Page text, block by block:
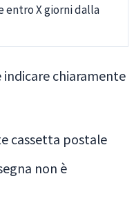
entro X giorni dalla
indicare chiaramente
cassetta postale
non è